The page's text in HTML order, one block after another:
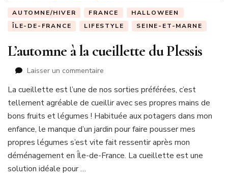
AUTOMNE/HIVER FRANCE
HALLOWEEN
ÎLE-DE-FRANCE
LIFESTYLE SEINE-ET-MARNE
L’automne à la cueillette du Plessis
Laisser un commentaire
à
la
cueillette
Plessis
La cueillette est l’une de nos sorties préférées, c’est
tellement agréable de cueillir avec ses propres mains de
bons fruits et légumes ! Habituée aux potagers dans mon
enfance, le manque d’un jardin pour faire pousser mes
propres légumes s’est vite fait ressentir après mon
déménagement en Île-de-France. La cueillette est une
solution idéale pour …